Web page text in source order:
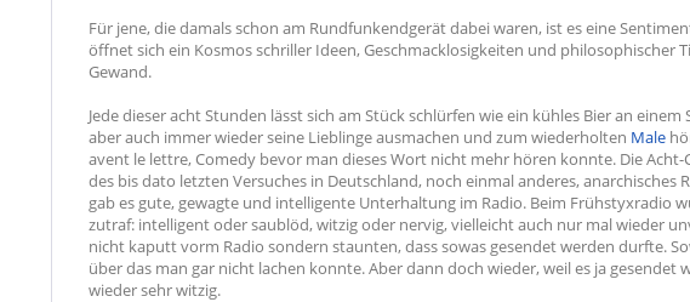
Für jene, die damals schon am Rundfunkendgerät dabei waren, ist es eine
öffnet sich ein Kosmos schriller Ideen, Geschmacklosigkeiten und philosophischer
Gewand.
Jede dieser acht Stunden lässt sich am Stück schlürfen wie ein kühles Bier an
aber auch immer wieder seine Lieblinge ausmachen und zum wiederholten Male
avent le lettre, Comedy bevor man dieses Wort nicht mehr hören konnte. Die Acht-
des bis dato letzten Versuches in Deutschland, noch einmal anderes, anarchisches
gab es gute, gewagte und intelligente Unterhaltung im Radio. Beim Frühstyxradio
zutraf: intelligent oder saublöd, witzig oder nervig, vielleicht auch nur mal wieder
nicht kaputt vorm Radio sondern staunten, dass sowas gesendet werden durfte.
über das man gar nicht lachen konnte. Aber dann doch wieder, weil es ja gesendet
wieder sehr witzig.